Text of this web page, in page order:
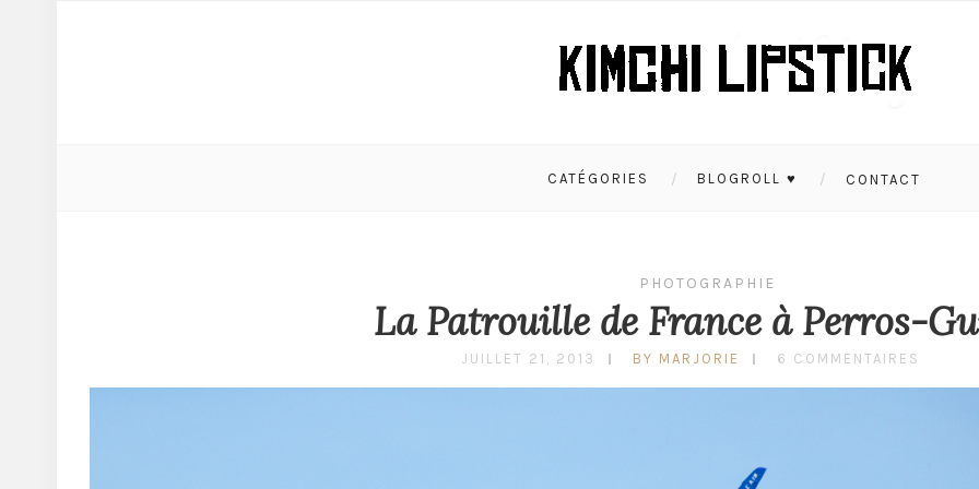
CATÉGORIES BLOGROLL ♥ CONTACT
PHOTOGRAPHIE
La Patrouille de France à Perros-
JUILLET 21, 2013 BY MARJORIE 6 COMMENTAIRES